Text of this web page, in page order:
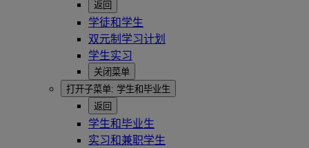
返回
学徒和学生
双元制学习计划
学生实习
关闭菜单
打开子菜单: 学生和毕业生
返回
学生和毕业生
实习和兼职学生